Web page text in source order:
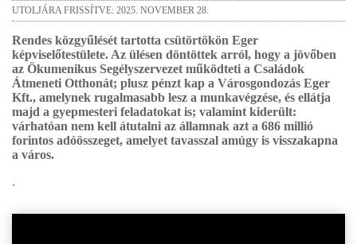
UTOLJÁRA FRISSÍTVE: 2025. NOVEMBER 28.
Rendes közgyűlését tartotta csütörtökön Eger
képviselőtestülete. Az ülésen döntöttek arról, hogy a jövőben
az Ökumenikus Segélyszervezet működteti a Családok
Átmeneti Otthonát; plusz pénzt kap a Városgondozás Eger
Kft., amelynek rugalmasabb lesz a munkavégzése, és ellátja
majd a gyepmesteri feladatokat is; valamint kiderült:
várhatóan nem kell átutalni az államnak azt a 686 millió
forintos adóösszeget, amelyet tavasszal amúgy is visszakapna
a város.
.